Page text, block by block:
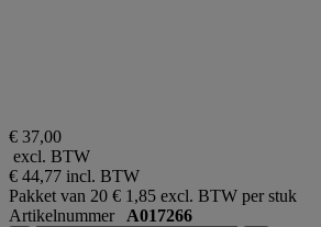
€ 37,00
excl. BTW
€ 44,77 incl. BTW
Pakket van 20 € 1,85 excl. BTW per stuk
Artikelnummer A017266